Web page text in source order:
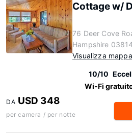
Cottage w/
76 Deer Cove
Hampshire
Visualizza mappa
10/10
Wi-Fi
DA USD 348
per camera / per notte